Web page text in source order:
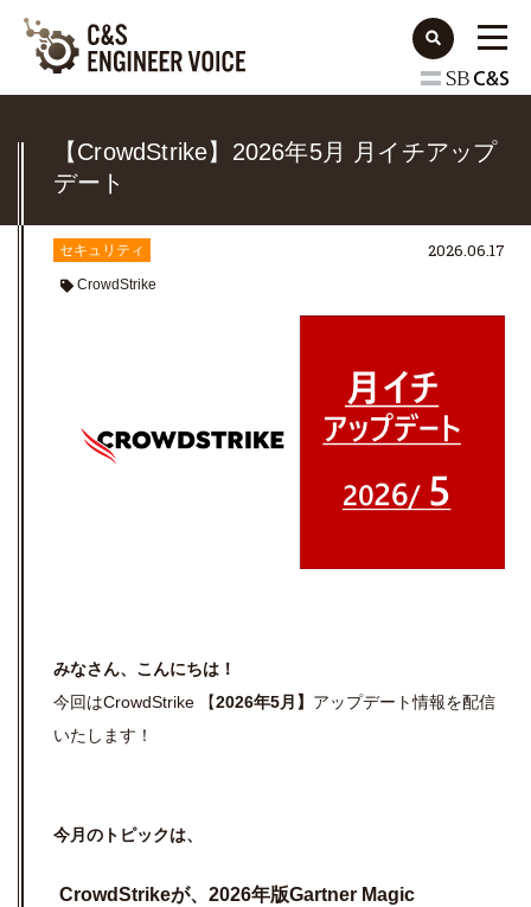
【CrowdStrike】2026年5月 月イチアップ
デート
セキュリティ
CrowdStrike
2026.06.17
みなさん、こんにちは！
今回はCrowdStrike 【2026年5月】 アップデート情報を配信
いたします！
今月のトピックは、
CrowdStrikeが、 2026年版Gartner Magic